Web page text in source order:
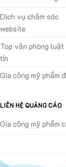
Dịch vụ chăm sóc
website
Top văn phòng
tín
Gia công mỹ phẩm
LIÊN HỆ QUẢNG CÁO
Gia công mỹ phẩm